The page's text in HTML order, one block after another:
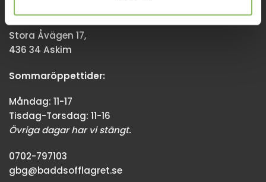
Stora Åvägen 17,
436 34 Askim
Sommaröppettider:
Måndag: 11-17
Tisdag-Torsdag: 11-16
Övriga dagar har vi stängt.
0702-797103
gbg@baddsofflagret.se